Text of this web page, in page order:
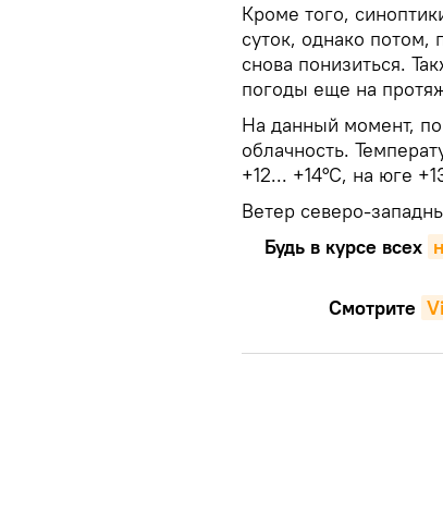
Кроме того,
суток, однако потом,
снова понизиться.
погоды еще на
На данный момент,
облачность.
+12... +14°С, на юге
Ветер северо-
Будь в курсе всех
Смотрите